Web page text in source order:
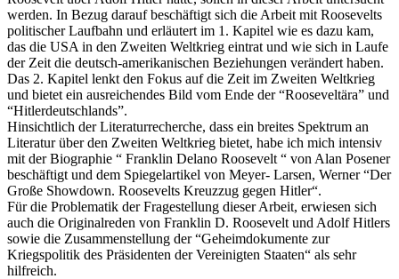
werden. In Bezug darauf beschäftigt sich die Arbeit mit Roosevelts
politischer Laufbahn und erläutert im 1. Kapitel wie es dazu kam,
das die USA in den Zweiten Weltkrieg eintrat und wie sich in Laufe
der Zeit die deutsch-amerikanischen Beziehungen verändert haben.
Das 2. Kapitel lenkt den Fokus auf die Zeit im Zweiten Weltkrieg
und bietet ein ausreichendes Bild vom Ende der “Rooseveltära” und
“Hitlerdeutschlands”.
Hinsichtlich der Literaturrecherche, dass ein breites Spektrum an
Literatur über den Zweiten Weltkrieg bietet, habe ich mich intensiv
mit der Biographie “ Franklin Delano Roosevelt “ von Alan Posener
beschäftigt und dem Spiegelartikel von Meyer- Larsen, Werner “Der
Große Showdown. Roosevelts Kreuzzug gegen Hitler“.
Für die Problematik der Fragestellung dieser Arbeit, erwiesen sich
auch die Originalreden von Franklin D. Roosevelt und Adolf Hitlers
sowie die Zusammenstellung der “Geheimdokumente zur
Kriegspolitik des Präsidenten der Vereinigten Staaten“ als sehr
hilfreich.